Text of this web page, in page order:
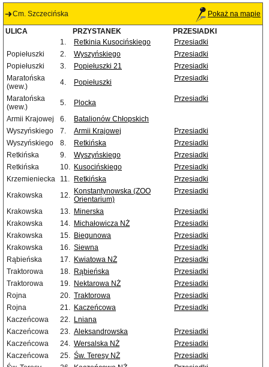
Cm. Szczecińska Pokaż na mapie
ULICA PRZYSTANEK
PRZESIADKI
1.
Retkinia Kusocińskiego
Przesiadki
Popiełuszki
2. Wyszyńskiego
Przesiadki
Popiełuszki
3. Popiełuszki 21
Przesiadki
Maratońska
(wew.)
4. Popiełuszki Przesiadki
Maratońska
(wew.)
5. Plocka Przesiadki
Armii Krajowej 6.
Batalionów Chłopskich
Wyszyńskiego
7. Armii Krajowej
Przesiadki
Wyszyńskiego
8. Retkińska
Przesiadki
Retkińska
9. Wyszyńskiego
Przesiadki
Retkińska
10. Kusocińskiego
Przesiadki
Krzemieniecka
11. Retkińska
Przesiadki
Krakowska
12. Konstantynowska (ZOO
Orientarium)
Przesiadki
Krakowska 13. Minerska
Przesiadki
Krakowska
14. Michałowicza NŻ
Przesiadki
Krakowska
15. Biegunowa
Przesiadki
Krakowska
16. Siewna
Przesiadki
Rąbieńska
17. Kwiatowa NŻ
Przesiadki
Traktorowa
18. Rąbieńska
Przesiadki
Traktorowa
19. Nektarowa NŻ
Przesiadki
Rojna
20. Traktorowa
Przesiadki
Rojna
21. Kaczeńcowa
Przesiadki
Kaczeńcowa
22. Lniana
Kaczeńcowa
23. Aleksandrowska
Przesiadki
Kaczeńcowa
24. Wersalska NŻ
Przesiadki
Kaczeńcowa
25. Św. Teresy NŻ
Przesiadki